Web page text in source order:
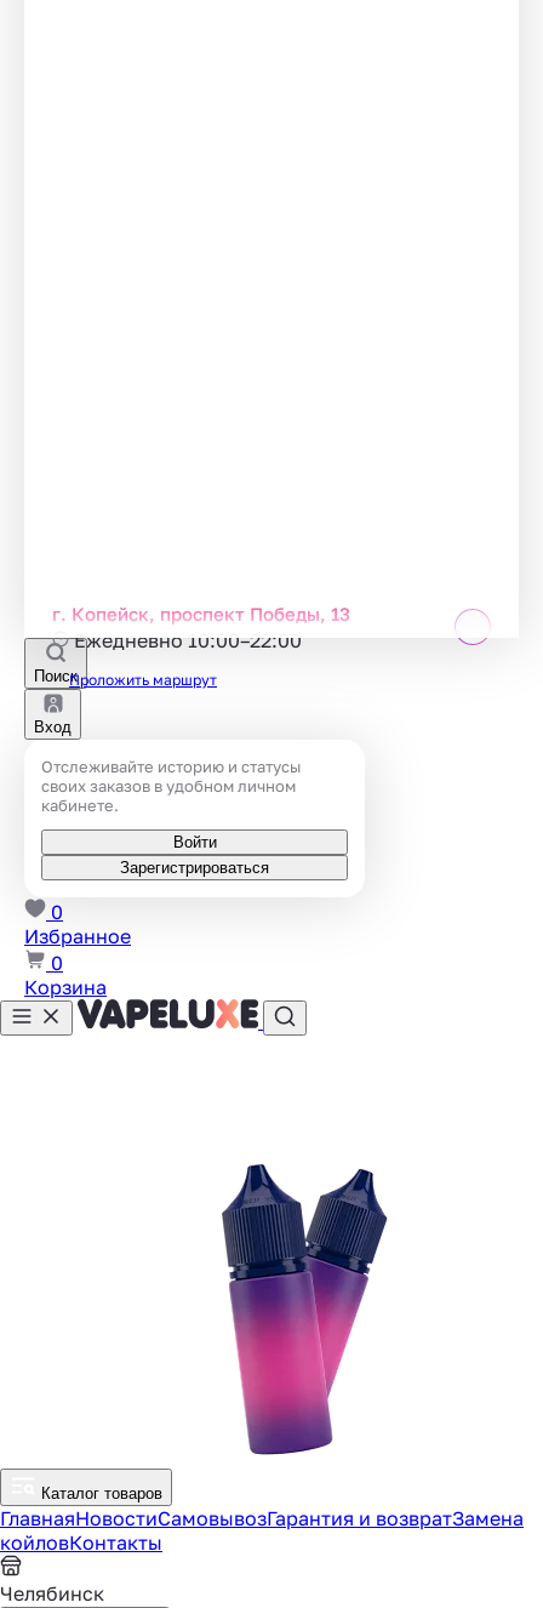
г. Копейск, проспект Победы, 13
Ежедневно 10:00–22:00
Проложить маршрут
Поиск
Вход
Отслеживайте историю и статусы
своих заказов в удобном личном
кабинете.
Войти
Зарегистрироваться
0
Избранное
0
Корзина
Каталог товаров
ГлавнаяНовостиСамовывозГарантия и возвратЗамена
койловКонтакты
Челябинск